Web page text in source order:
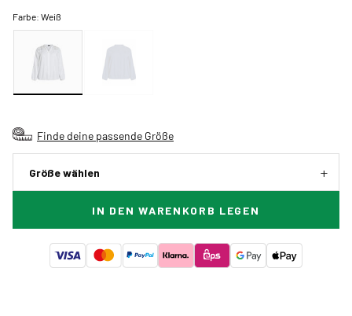
Farbe:Weiß
Finde deine passende Größe
Größe wählen
IN DEN WARENKORB LEGEN